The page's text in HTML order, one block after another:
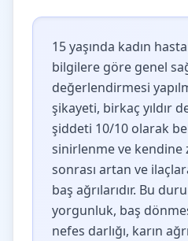
15 yaşında kadın
bilgilere göre genel
değerlendirmesi
şikayeti, birkaç yıldır
şiddeti 10/10 olarak
sinirlenme ve kendine
sonrası artan ve
baş ağrılarıdır. Bu
yorgunluk, baş
nefes darlığı, karın